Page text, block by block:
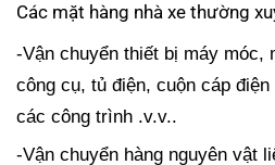
Các mặt hàng nhà xe thường
-Vận chuyển thiết bị máy móc,
công cụ, tủ điện, cuộn cáp
các công trình .v.v..
-Vận chuyển hàng nguyên vật